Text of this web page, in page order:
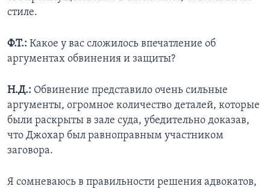
стиле.
Ф.Т.: Какое у вас сложилось впечатление об
аргументах обвинения и защиты?
Н.Д.: Обвинение представило очень сильные
аргументы, огромное количество деталей, которые
были раскрыты в зале суда, убедительно доказав,
что Джохар был равноправным участником
заговора.
Я сомневаюсь в правильности решения адвокатов,